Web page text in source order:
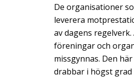
De organisationer
leverera
av dagens regelverk.
föreningar och
missgynnas. Den
drabbar i högst grad